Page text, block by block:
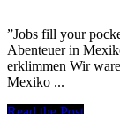
”Jobs fill your
Abenteuer in
erklimmen Wir
Mexiko ...